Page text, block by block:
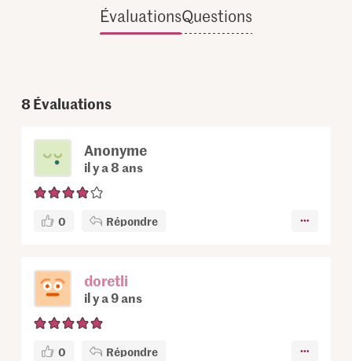
ÉvaluationsQuestions
8Évaluations
Anonyme
il y a 8 ans
0 Répondre
doretli
il y a 9 ans
0 Répondre